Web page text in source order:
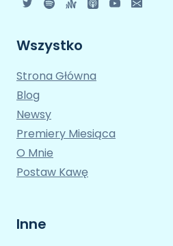
Wszystko
Strona Główna
Blog
Newsy
Premiery Miesiąca
O Mnie
Postaw Kawę
Inne